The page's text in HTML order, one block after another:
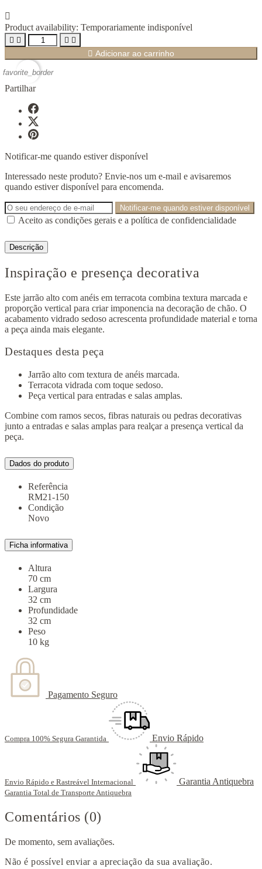

Product availability: Temporariamente indisponível
   
 Adicionar ao carrinho
favorite_border
Partilhar
Notificar-me quando estiver disponível
Interessado neste produto? Envie-nos um e-mail e avisaremos
quando estiver disponível para encomenda.
Notificar-me quando estiver disponível
Aceito as condições gerais e a política de confidencialidade
Descrição
Inspiração e presença decorativa
Este jarrão alto com anéis em terracota combina textura marcada e
proporção vertical para criar imponencia na decoração de chão. O
acabamento vidrado sedoso acrescenta profundidade material e torna
a peça ainda mais elegante.
Destaques desta peça
Jarrão alto com textura de anéis marcada.
Terracota vidrada com toque sedoso.
Peça vertical para entradas e salas amplas.
Combine com ramos secos, fibras naturais ou pedras decorativas
junto a entradas e salas amplas para realçar a presença vertical da
peça.
Dados do produto
Referência
RM21-150
Condição
Novo
Ficha informativa
Altura
70 cm
Largura
32 cm
Profundidade
32 cm
Peso
10 kg
Pagamento Seguro
Compra 100% Segura Garantida Envio Rápido
Envio Rápido e Rastreável Internacional Garantia Antiquebra
Garantia Total de Transporte Antiquebra
Comentários (0)
De momento, sem avaliações.
Não é possível enviar a apreciação da sua avaliação.